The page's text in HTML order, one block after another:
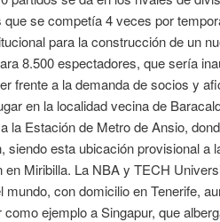
se competía 4 veces por
para la construcción de un
8.500 espectadores, que sería
frente a la demanda de socios y
en la localidad vecina de
la Estación de Metro de Ansio,
siendo esta ubicación provisional a
en Miribilla. La NBA y TECH
mundo, con domicilio en Tenerife,
ejemplo a Singapur, que